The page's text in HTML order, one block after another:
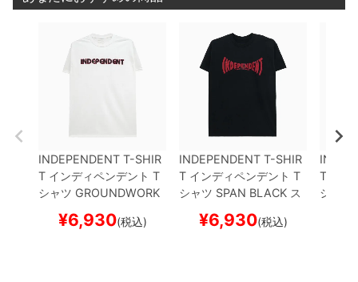
INDEPENDENT T-SHIR
T インディペンデント T
シャツ GROUNDWORK
スケボー
¥6,930(税込)
INDEPENDENT T-SHIR
T インディペンデント T
シャツ SPAN BLACK ス
¥6,930(税込)
T
シャツ